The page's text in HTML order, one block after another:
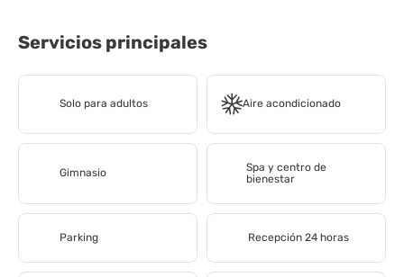
Servicios principales
Solo para adultos Aire acondicionado
Gimnasio
Spa y centro de
bienestar
Parking Recepción 24 horas